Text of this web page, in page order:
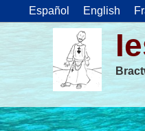
Español English